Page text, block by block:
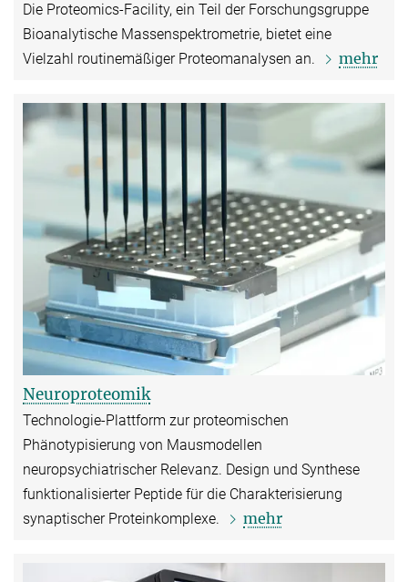
Die Proteomics-Facility, ein Teil der Forschungsgruppe
Bioanalytische Massenspektrometrie, bietet eine
Vielzahl routinemäßiger Proteomanalysen an.
mehr
Neuroproteomik
Technologie-Plattform zur proteomischen
Phänotypisierung von Mausmodellen
neuropsychiatrischer Relevanz. Design und Synthese
funktionalisierter Peptide für die Charakterisierung
synaptischer Proteinkomplexe.
mehr